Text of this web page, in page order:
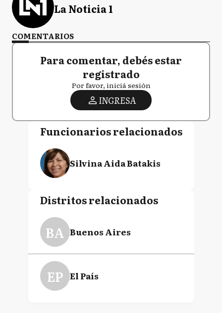
La Noticia 1
COMENTARIOS
Para comentar, debés estar
registrado
Por favor, iniciá sesión
INGRESA
Funcionarios relacionados
Silvina Aida Batakis
Distritos relacionados
BA Buenos Aires
EP El País